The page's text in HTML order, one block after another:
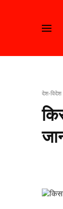
देश-विदेश